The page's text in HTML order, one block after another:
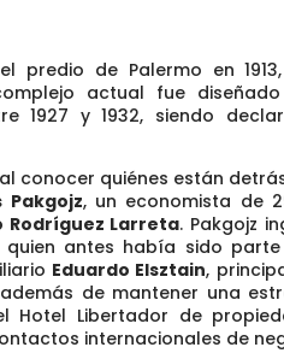
predio de Palermo en
actual fue
1927 y 1932, siendo
conocer quiénes están
Pakgojz, un economista de
Rodríguez Larreta. Pakgojz
quien antes había sido
Eduardo Elsztain,
de mantener una
Hotel Libertador de
internacionales de